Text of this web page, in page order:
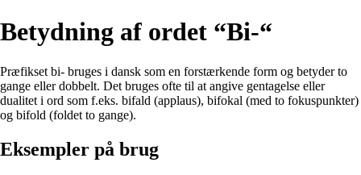
Betydning af ordet “Bi-“
Præfikset bi- bruges i dansk som en forstærkende form og betyder to
gange eller dobbelt. Det bruges ofte til at angive gentagelse eller
dualitet i ord som f.eks. bifald (applaus), bifokal (med to fokuspunkter)
og bifold (foldet to gange).
Eksempler på brug